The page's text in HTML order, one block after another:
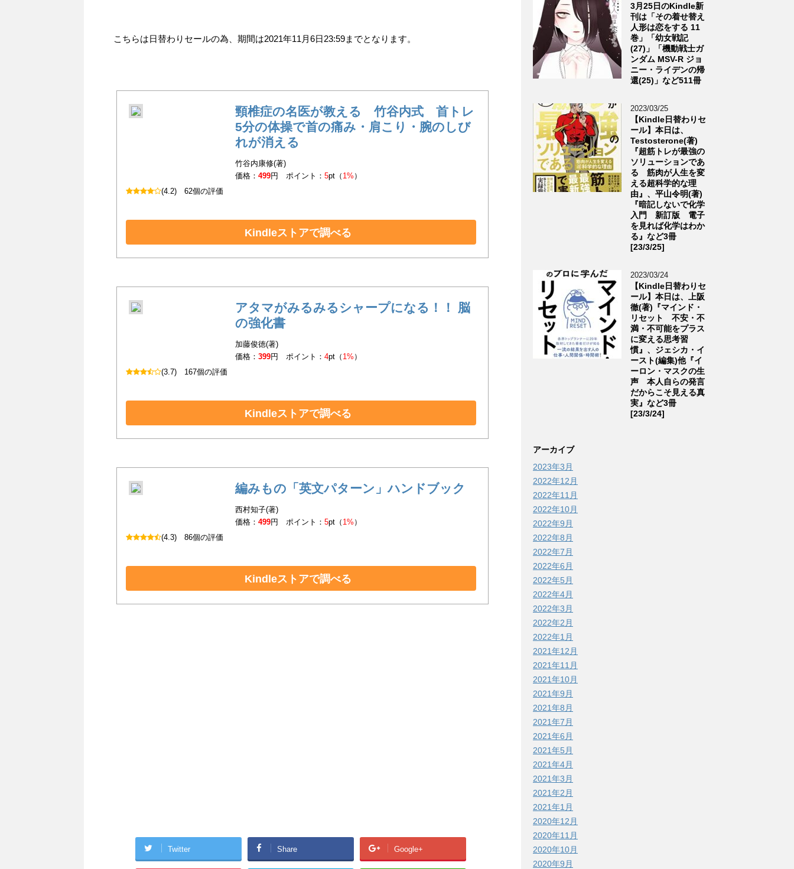
こちらは日替わりセールの為、期間は2021年11月6日23:59までとなります。
頸椎症の名医が教える 竹谷内式 首トレ
5分の体操で首の痛み・肩こり・腕のしび
れが消える
竹谷内康修(著)
価格：499円 ポイント：5pt（ 1% ）
(4.2) 62個の評価
Kindleストアで調べる
アタマがみるみるシャープになる！！ 脳
の強化書
加藤俊徳(著)
価格：399円 ポイント：4pt（ 1% ）
(3.7) 167個の評価
Kindleストアで調べる
編みもの「英文パターン」ハンドブック
西村知子(著)
価格：499円 ポイント：5pt（ 1% ）
(4.3) 86個の評価
Kindleストアで調べる
Twitter Share Google+
3月25日のKindle新
刊は「その着せ替え
人形は恋をする 11
巻」「幼女戦記
(27)」「機動戦士ガ
ンダム MSV-R ジョ
ニー・ライデンの帰
還(25)」など511冊
2023/03/25
【Kindle日替わりセ
ール】本日は、
Testosterone(著)
『超筋トレが最強の
ソリューションであ
る 筋肉が人生を変
える超科学的な理
由』、平山令明(著)
『暗記しないで化学
入門 新訂版 電子
を見れば化学はわか
る』など3冊
[23/3/25]
2023/03/24
【Kindle日替わりセ
ール】本日は、上阪
徹(著)『マインド・
リセット 不安・不
満・不可能をプラス
に変える思考習
慣』、ジェシカ・イ
ースト(編集)他『イ
ーロン・マスクの生
声 本人自らの発言
だからこそ見える真
実』など3冊
[23/3/24]
アーカイブ
2023年3月
2022年12月
2022年11月
2022年10月
2022年9月
2022年8月
2022年7月
2022年6月
2022年5月
2022年4月
2022年3月
2022年2月
2022年1月
2021年12月
2021年11月
2021年10月
2021年9月
2021年8月
2021年7月
2021年6月
2021年5月
2021年4月
2021年3月
2021年2月
2021年1月
2020年12月
2020年11月
2020年10月
2020年9月